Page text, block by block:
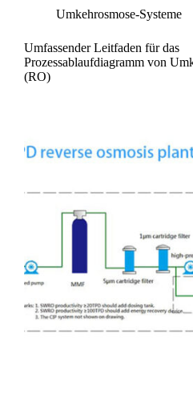
Umkehrosmose-Systeme
Umfassender Leitfaden für das
Prozessablaufdiagramm von
(RO)